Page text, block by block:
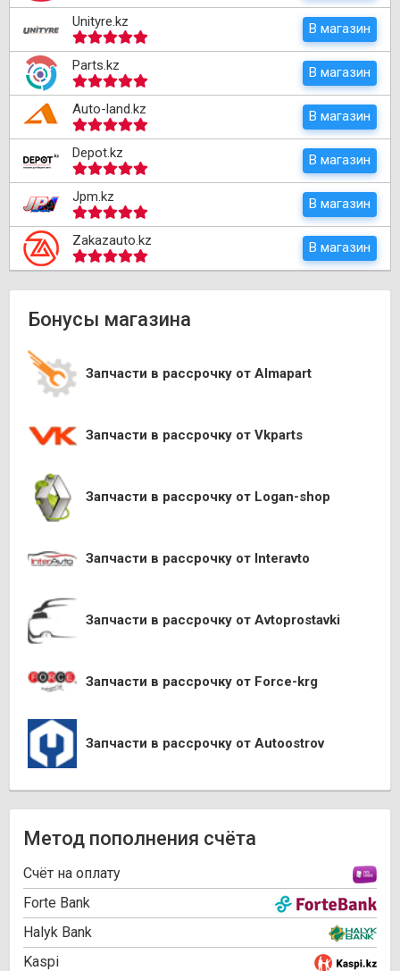
Unityre.kz В магазин
Parts.kz В магазин
Auto-land.kz В магазин
Depot.kz В магазин
Jpm.kz В магазин
Zakazauto.kz В магазин
Бонусы магазина
Запчасти в рассрочку от Almapart
Запчасти в рассрочку от Vkparts
Запчасти в рассрочку от Logan-shop
Запчасти в рассрочку от Interavto
Запчасти в рассрочку от Avtoprostavki
Запчасти в рассрочку от Force-krg
Запчасти в рассрочку от Autoostrov
Метод пополнения счёта
Cчёт на оплату
Forte Bank
Halyk Bank
Kaspi